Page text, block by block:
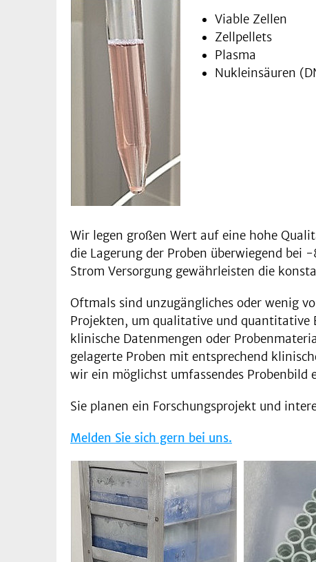
Viable Zellen
Zellpellets
Plasma
Nukleinsäuren
Wir legen großen Wert auf eine hohe
die Lagerung der Proben überwiegend bei
Strom Versorgung gewährleisten die
Oftmals sind unzugängliches oder wenig
Projekten, um qualitative und quantitative
klinische Datenmengen oder
gelagerte Proben mit entsprechend
wir ein möglichst umfassendes Probenbild
Sie planen ein Forschungsprojekt und
Melden Sie sich gern bei uns.